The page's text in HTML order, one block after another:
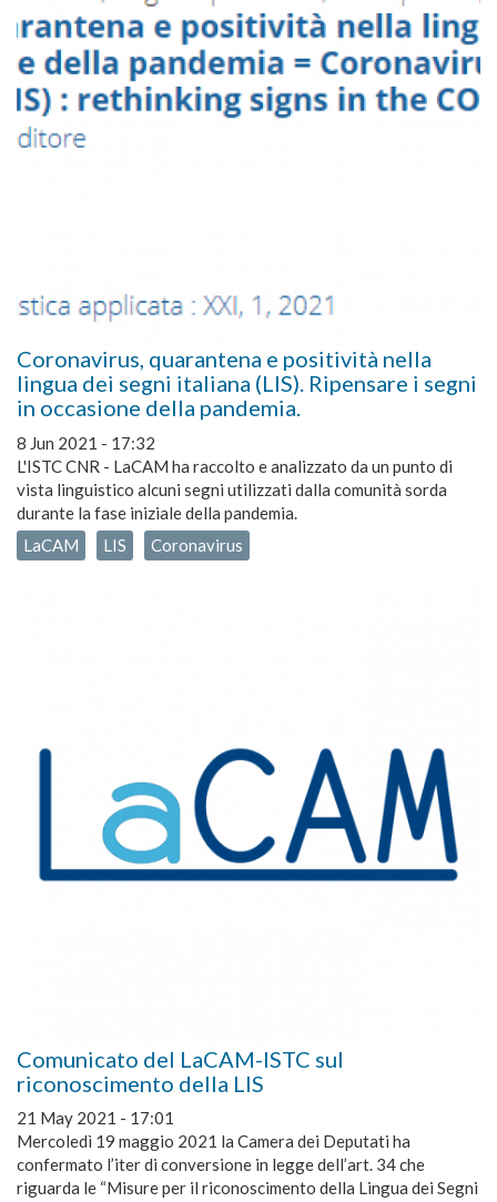
Coronavirus, quarantena e positività nella
lingua dei segni italiana (LIS). Ripensare i segni
in occasione della pandemia.
8 Jun 2021 - 17:32
L'ISTC CNR - LaCAM ha raccolto e analizzato da un punto di
vista linguistico alcuni segni utilizzati dalla comunità sorda
durante la fase iniziale della pandemia.
LaCAM
LIS Coronavirus
Comunicato del LaCAM-ISTC sul
riconoscimento della LIS
21 May 2021 - 17:01
Mercoledì 19 maggio 2021 la Camera dei Deputati ha
confermato l’iter di conversione in legge dell’art. 34 che
riguarda le “Misure per il riconoscimento della Lingua dei Segni